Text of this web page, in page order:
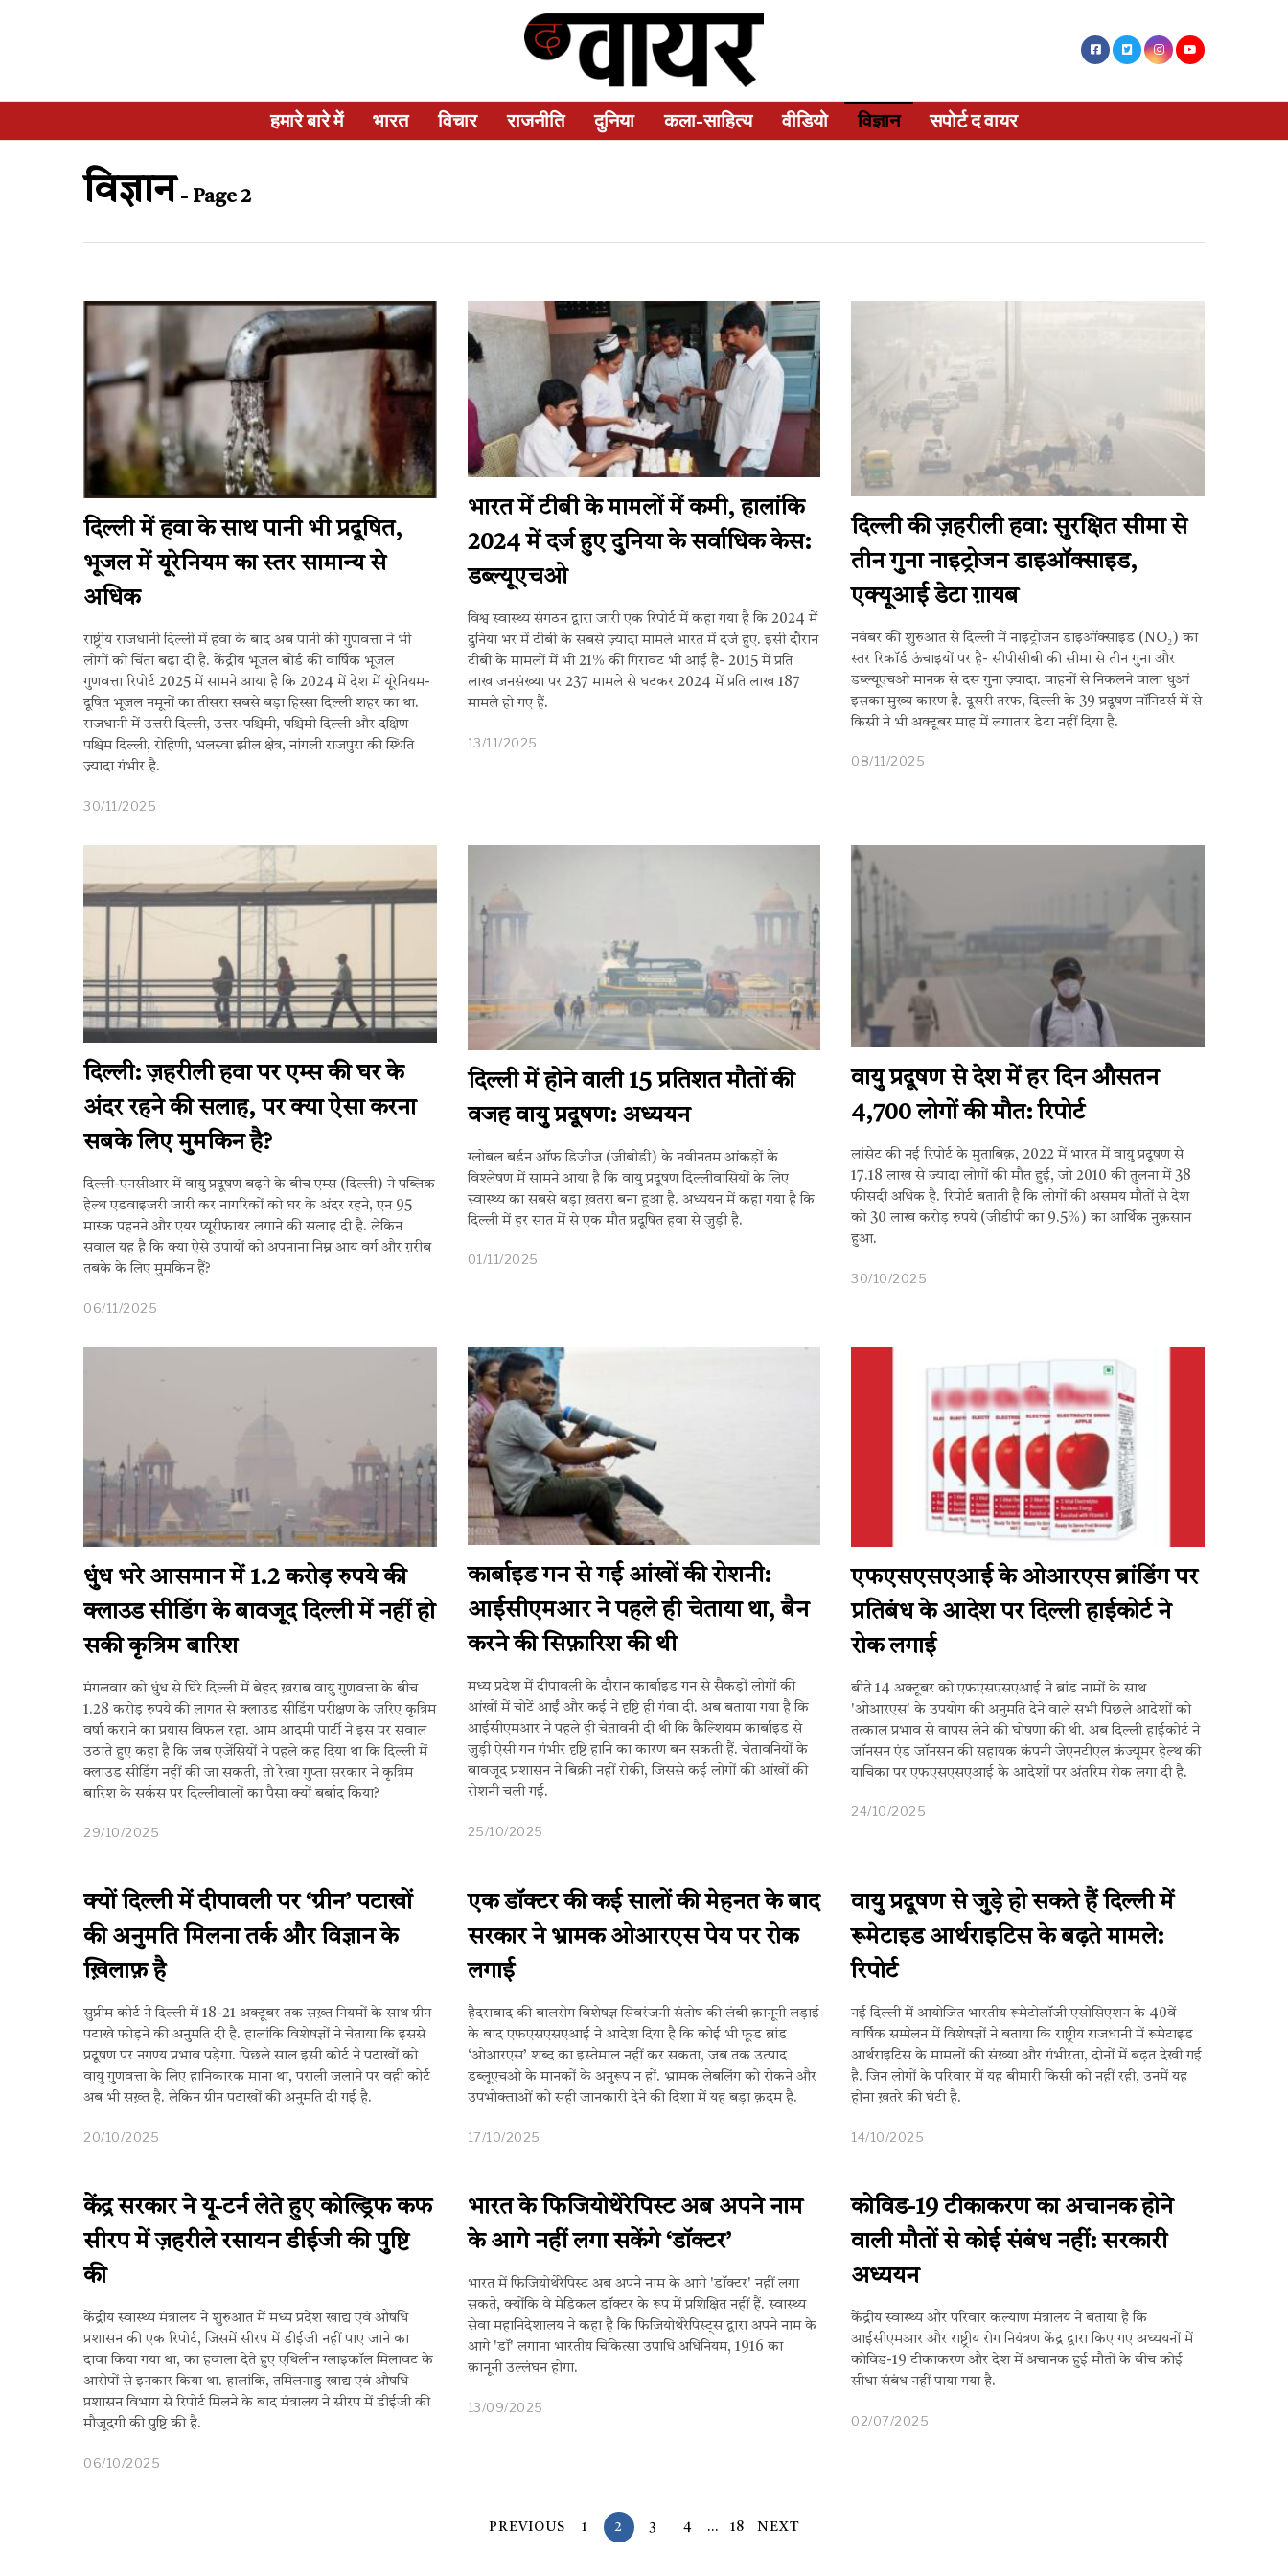
हमारे बारे में भारत विचार राजनीति दुनिया कला-साहित्य वीडियो विज्ञान सपोर्ट द वायर
विज्ञान - Page 2
दिल्ली में हवा के साथ पानी भी प्रदूषित,
भूजल में यूरेनियम का स्तर सामान्य से
अधिक
राष्ट्रीय राजधानी दिल्ली में हवा के बाद अब पानी की गुणवत्ता ने भी
लोगों को चिंता बढ़ा दी है. केंद्रीय भूजल बोर्ड की वार्षिक भूजल
गुणवत्ता रिपोर्ट 2025 में सामने आया है कि 2024 में देश में यूरेनियम-
दूषित भूजल नमूनों का तीसरा सबसे बड़ा हिस्सा दिल्ली शहर का था.
राजधानी में उत्तरी दिल्ली, उत्तर-पश्चिमी, पश्चिमी दिल्ली और दक्षिण
पश्चिम दिल्ली, रोहिणी, भलस्वा झील क्षेत्र, नांगली राजपुरा की स्थिति
ज़्यादा गंभीर है.
30/11/2025
भारत में टीबी के मामलों में कमी, हालांकि
2024 में दर्ज हुए दुनिया के सर्वाधिक केस:
डब्ल्यूएचओ
विश्व स्वास्थ्य संगठन द्वारा जारी एक रिपोर्ट में कहा गया है कि 2024 में
दुनिया भर में टीबी के सबसे ज़्यादा मामले भारत में दर्ज हुए. इसी दौरान
टीबी के मामलों में भी 21% की गिरावट भी आई है- 2015 में प्रति
लाख जनसंख्या पर 237 मामले से घटकर 2024 में प्रति लाख 187
मामले हो गए हैं.
13/11/2025
दिल्ली की ज़हरीली हवा: सुरक्षित सीमा से
तीन गुना नाइट्रोजन डाइऑक्साइड,
एक्यूआई डेटा ग़ायब
नवंबर की शुरुआत से दिल्ली में नाइट्रोजन डाइऑक्साइड (NO₂) का
स्तर रिकॉर्ड ऊंचाइयों पर है- सीपीसीबी की सीमा से तीन गुना और
डब्ल्यूएचओ मानक से दस गुना ज़्यादा. वाहनों से निकलने वाला धुआं
इसका मुख्य कारण है. दूसरी तरफ, दिल्ली के 39 प्रदूषण मॉनिटर्स में से
किसी ने भी अक्टूबर माह में लगातार डेटा नहीं दिया है.
08/11/2025
दिल्ली: ज़हरीली हवा पर एम्स की घर के
अंदर रहने की सलाह, पर क्या ऐसा करना
सबके लिए मुमकिन है?
दिल्ली-एनसीआर में वायु प्रदूषण बढ़ने के बीच एम्स (दिल्ली) ने पब्लिक
हेल्थ एडवाइजरी जारी कर नागरिकों को घर के अंदर रहने, एन 95
मास्क पहनने और एयर प्यूरीफायर लगाने की सलाह दी है. लेकिन
सवाल यह है कि क्या ऐसे उपायों को अपनाना निम्न आय वर्ग और ग़रीब
तबके के लिए मुमकिन हैं?
06/11/2025
दिल्ली में होने वाली 15 प्रतिशत मौतों की
वजह वायु प्रदूषण: अध्ययन
ग्लोबल बर्डन ऑफ डिजीज (जीबीडी) के नवीनतम आंकड़ों के
विश्लेषण में सामने आया है कि वायु प्रदूषण दिल्लीवासियों के लिए
स्वास्थ्य का सबसे बड़ा ख़तरा बना हुआ है. अध्ययन में कहा गया है कि
दिल्ली में हर सात में से एक मौत प्रदूषित हवा से जुड़ी है.
01/11/2025
वायु प्रदूषण से देश में हर दिन औसतन
4,700 लोगों की मौत: रिपोर्ट
लांसेट की नई रिपोर्ट के मुताबिक़, 2022 में भारत में वायु प्रदूषण से
17.18 लाख से ज्यादा लोगों की मौत हुई, जो 2010 की तुलना में 38
फीसदी अधिक है. रिपोर्ट बताती है कि लोगों की असमय मौतों से देश
को 30 लाख करोड़ रुपये (जीडीपी का 9.5%) का आर्थिक नुक़सान
हुआ.
30/10/2025
धुंध भरे आसमान में 1.2 करोड़ रुपये की
क्लाउड सीडिंग के बावजूद दिल्ली में नहीं हो
सकी कृत्रिम बारिश
मंगलवार को धुंध से घिरे दिल्ली में बेहद ख़राब वायु गुणवत्ता के बीच
1.28 करोड़ रुपये की लागत से क्लाउड सीडिंग परीक्षण के ज़रिए कृत्रिम
वर्षा कराने का प्रयास विफल रहा. आम आदमी पार्टी ने इस पर सवाल
उठाते हुए कहा है कि जब एजेंसियों ने पहले कह दिया था कि दिल्ली में
क्लाउड सीडिंग नहीं की जा सकती, तो रेखा गुप्ता सरकार ने कृत्रिम
बारिश के सर्कस पर दिल्लीवालों का पैसा क्यों बर्बाद किया?
29/10/2025
कार्बाइड गन से गई आंखों की रोशनी:
आईसीएमआर ने पहले ही चेताया था, बैन
करने की सिफ़ारिश की थी
मध्य प्रदेश में दीपावली के दौरान कार्बाइड गन से सैकड़ों लोगों की
आंखों में चोटें आईं और कई ने दृष्टि ही गंवा दी. अब बताया गया है कि
आईसीएमआर ने पहले ही चेतावनी दी थी कि कैल्शियम कार्बाइड से
जुड़ी ऐसी गन गंभीर दृष्टि हानि का कारण बन सकती हैं. चेतावनियों के
बावजूद प्रशासन ने बिक्री नहीं रोकी, जिससे कई लोगों की आंखों की
रोशनी चली गई.
25/10/2025
एफएसएसएआई के ओआरएस ब्रांडिंग पर
प्रतिबंध के आदेश पर दिल्ली हाईकोर्ट ने
रोक लगाई
बीते 14 अक्टूबर को एफएसएसएआई ने ब्रांड नामों के साथ
'ओआरएस' के उपयोग की अनुमति देने वाले सभी पिछले आदेशों को
तत्काल प्रभाव से वापस लेने की घोषणा की थी. अब दिल्ली हाईकोर्ट ने
जॉनसन एंड जॉनसन की सहायक कंपनी जेएनटीएल कंज्यूमर हेल्थ की
याचिका पर एफएसएसएआई के आदेशों पर अंतरिम रोक लगा दी है.
24/10/2025
क्यों दिल्ली में दीपावली पर ‘ग्रीन’ पटाखों
की अनुमति मिलना तर्क और विज्ञान के
ख़िलाफ़ है
सुप्रीम कोर्ट ने दिल्ली में 18-21 अक्टूबर तक सख़्त नियमों के साथ ग्रीन
पटाखे फोड़ने की अनुमति दी है. हालांकि विशेषज्ञों ने चेताया कि इससे
प्रदूषण पर नगण्य प्रभाव पड़ेगा. पिछले साल इसी कोर्ट ने पटाखों को
वायु गुणवत्ता के लिए हानिकारक माना था, पराली जलाने पर वही कोर्ट
अब भी सख़्त है. लेकिन ग्रीन पटाखों की अनुमति दी गई है.
20/10/2025
एक डॉक्टर की कई सालों की मेहनत के बाद
सरकार ने भ्रामक ओआरएस पेय पर रोक
लगाई
हैदराबाद की बालरोग विशेषज्ञ सिवरंजनी संतोष की लंबी क़ानूनी लड़ाई
के बाद एफएसएसएआई ने आदेश दिया है कि कोई भी फूड ब्रांड
‘ओआरएस’ शब्द का इस्तेमाल नहीं कर सकता, जब तक उत्पाद
डब्लूएचओ के मानकों के अनुरूप न हों. भ्रामक लेबलिंग को रोकने और
उपभोक्ताओं को सही जानकारी देने की दिशा में यह बड़ा क़दम है.
17/10/2025
वायु प्रदूषण से जुड़े हो सकते हैं दिल्ली में
रूमेटाइड आर्थराइटिस के बढ़ते मामले:
रिपोर्ट
नई दिल्ली में आयोजित भारतीय रूमेटोलॉजी एसोसिएशन के 40वें
वार्षिक सम्मेलन में विशेषज्ञों ने बताया कि राष्ट्रीय राजधानी में रूमेटाइड
आर्थराइटिस के मामलों की संख्या और गंभीरता, दोनों में बढ़त देखी गई
है. जिन लोगों के परिवार में यह बीमारी किसी को नहीं रही, उनमें यह
होना ख़तरे की घंटी है.
14/10/2025
केंद्र सरकार ने यू-टर्न लेते हुए कोल्ड्रिफ कफ
सीरप में ज़हरीले रसायन डीईजी की पुष्टि
की
केंद्रीय स्वास्थ्य मंत्रालय ने शुरुआत में मध्य प्रदेश खाद्य एवं औषधि
प्रशासन की एक रिपोर्ट, जिसमें सीरप में डीईजी नहीं पाए जाने का
दावा किया गया था, का हवाला देते हुए एथिलीन ग्लाइकॉल मिलावट के
आरोपों से इनकार किया था. हालांकि, तमिलनाडु खाद्य एवं औषधि
प्रशासन विभाग से रिपोर्ट मिलने के बाद मंत्रालय ने सीरप में डीईजी की
मौजूदगी की पुष्टि की है.
06/10/2025
भारत के फिजियोथेरेपिस्ट अब अपने नाम
के आगे नहीं लगा सकेंगे ‘डॉक्टर’
भारत में फिजियोथेरेपिस्ट अब अपने नाम के आगे 'डॉक्टर' नहीं लगा
सकते, क्योंकि वे मेडिकल डॉक्टर के रूप में प्रशिक्षित नहीं हैं. स्वास्थ्य
सेवा महानिदेशालय ने कहा है कि फिजियोथेरेपिस्ट्स द्वारा अपने नाम के
आगे 'डॉ' लगाना भारतीय चिकित्सा उपाधि अधिनियम, 1916 का
क़ानूनी उल्लंघन होगा.
13/09/2025
कोविड-19 टीकाकरण का अचानक होने
वाली मौतों से कोई संबंध नहीं: सरकारी
अध्ययन
केंद्रीय स्वास्थ्य और परिवार कल्याण मंत्रालय ने बताया है कि
आईसीएमआर और राष्ट्रीय रोग नियंत्रण केंद्र द्वारा किए गए अध्ययनों में
कोविड-19 टीकाकरण और देश में अचानक हुई मौतों के बीच कोई
सीधा संबंध नहीं पाया गया है.
02/07/2025
PREVIOUS 1 2 3 4 … 18 NEXT